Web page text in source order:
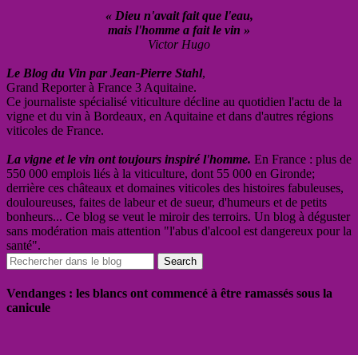
« Dieu n'avait fait que l'eau,
mais l'homme a fait le vin »
Victor Hugo
Le Blog du Vin par Jean-Pierre Stahl,
Grand Reporter à France 3 Aquitaine.
Ce journaliste spécialisé viticulture décline au quotidien l'actu de la
vigne et du vin à Bordeaux, en Aquitaine et dans d'autres régions
viticoles de France.
La vigne et le vin ont toujours inspiré l'homme. En France : plus de
550 000 emplois liés à la viticulture, dont 55 000 en Gironde;
derrière ces châteaux et domaines viticoles des histoires fabuleuses,
douloureuses, faites de labeur et de sueur, d'humeurs et de petits
bonheurs... Ce blog se veut le miroir des terroirs. Un blog à déguster
sans modération mais attention "l'abus d'alcool est dangereux pour la
santé".
Vendanges : les blancs ont commencé à être ramassés sous la
canicule